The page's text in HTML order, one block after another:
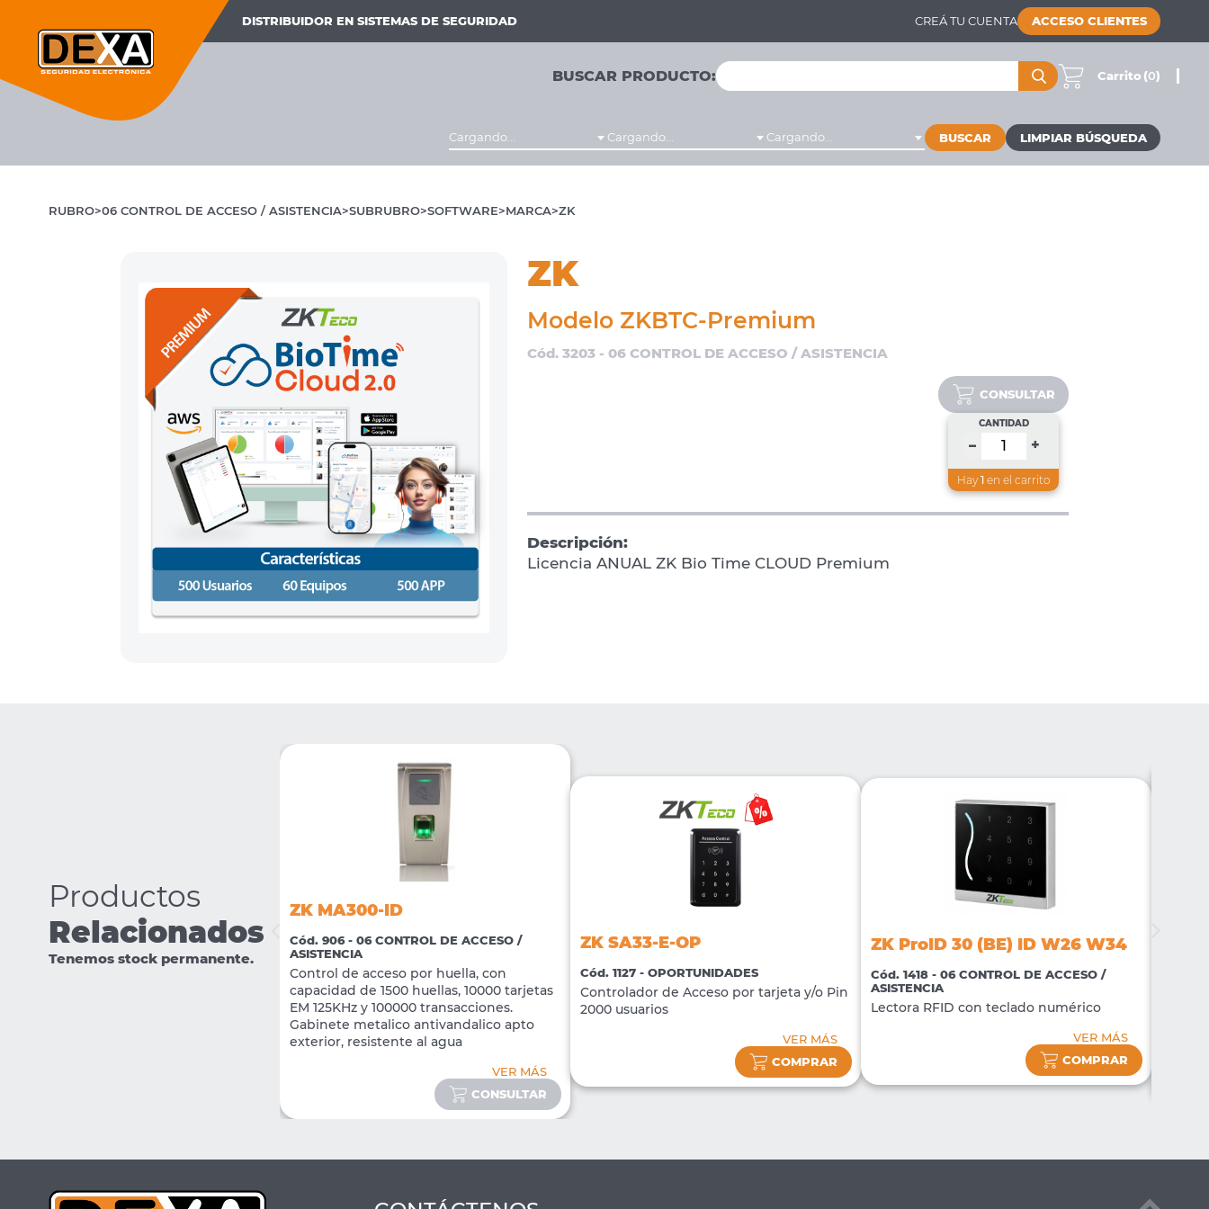
DISTRIBUIDOR EN SISTEMAS DE SEGURIDAD CREÁ TU CUENTA ACCESO CLIENTES
BUSCAR PRODUCTO: Carrito (0)
Cargando... Cargando... Cargando... BUSCAR
RUBRO 06 CONTROL DE ACCESO / ASISTENCIA SUBRUBRO SOFTWARE MARCA ZK
ZK
Modelo ZKBTC-Premium
Cód. 3203 - 06 CONTROL DE ACCESO / ASISTENCIA
CONSULTAR
CANTIDAD
– +
Hay1 en el carrito
Descripción:
Licencia ANUAL ZK Bio Time CLOUD Premium
Productos
Relacionados
Tenemos stock permanente.
INBIO460 PRO
2717 - 06 CONTROL DE ACCESO /
ZK MA300-ID
Cód. 906 - 06 CONTROL DE ACCESO /
ASISTENCIA
Control de acceso por huella, con
capacidad de 1500 huellas, 10000 tarjetas
EM 125KHz y 100000 transacciones.
Gabinete metalico antivandalico apto
exterior, resistente al agua
VER MÁS
CONSULTAR
ZK SA33-E-OP
Cód. 1127 - OPORTUNIDADES
Controlador de Acceso por tarjeta y/o Pin
2000 usuarios
VER MÁS
COMPRAR
ZK ProID 30 (BE) ID W26 W34
Cód. 1418 - 06 CONTROL DE ACCESO /
ASISTENCIA
Lectora RFID con teclado numérico
VER MÁS
COMPRAR